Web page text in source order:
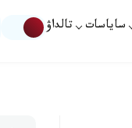
ساياسات تالداۋ